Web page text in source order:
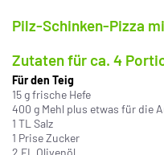
Pilz-Schinken-Pizza
Zutaten für ca. 4
Für den Teig
15 g frische Hefe
400 g Mehl plus etwas für die
1 TL Salz
1 Prise Zucker
2 EL Olivenöl